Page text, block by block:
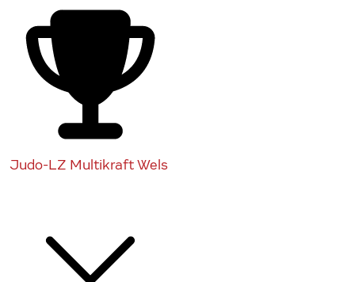
Judo-LZ Multikraft Wels